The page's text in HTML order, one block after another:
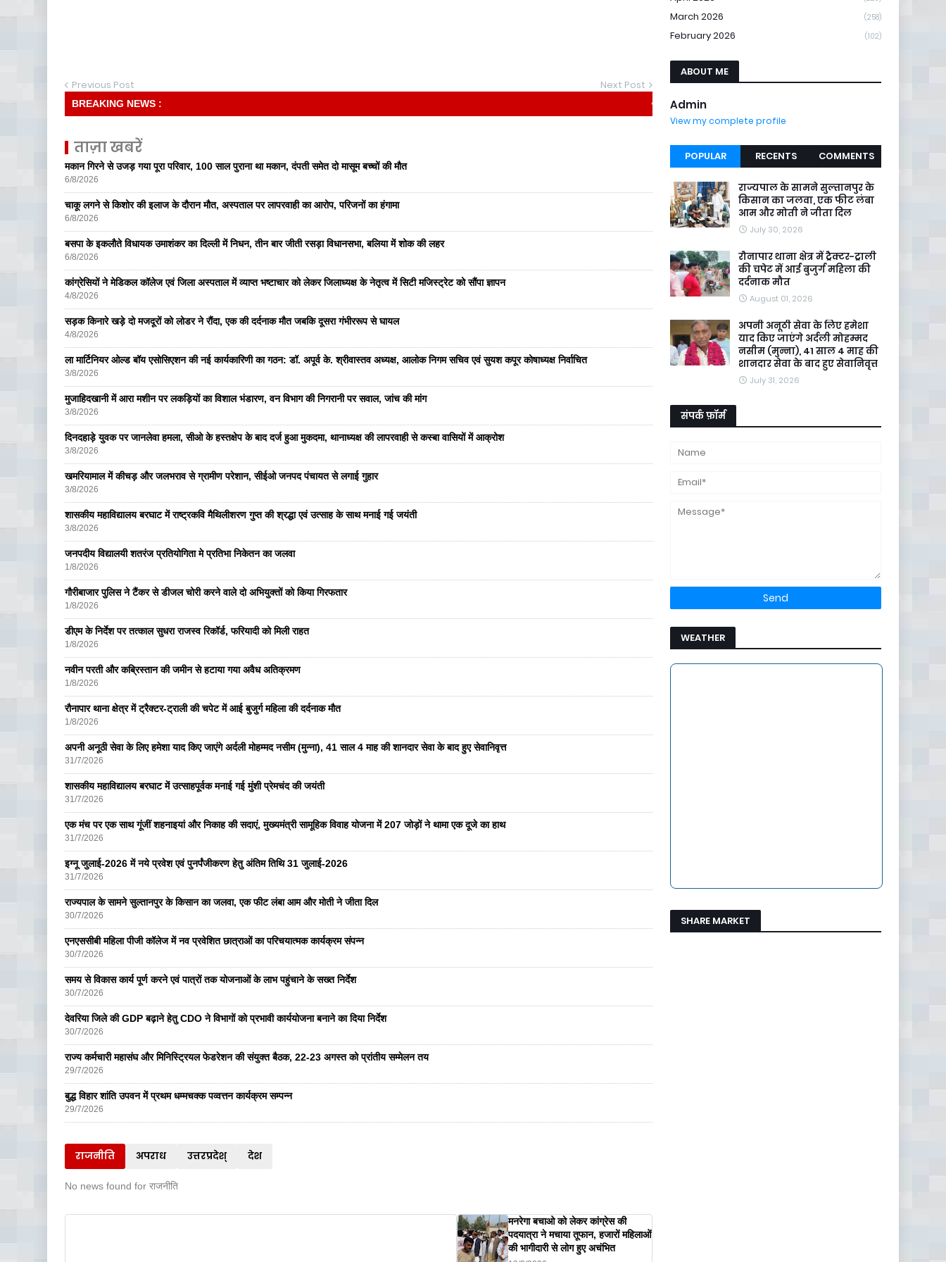
Previous Post Next Post
BREAKING NEWS : • किसान: देश की रीढ़
ताज़ा खबरें
मकान गिरने से उजड़ गया पूरा परिवार, 100 साल पुराना था मकान, दंपती समेत दो मासूम बच्चों की मौत
6/8/2026
चाकू लगने से किशोर की इलाज के दौरान मौत, अस्पताल पर लापरवाही का आरोप, परिजनों का हंगामा
6/8/2026
बसपा के इकलाैते विधायक उमाशंकर का दिल्ली में निधन, तीन बार जीती रसड़ा विधानसभा, बलिया में शोक की लहर
6/8/2026
कांग्रेसियों ने मेडिकल कॉलेज एवं जिला अस्पताल में व्याप्त भष्टाचार को लेकर जिलाध्यक्ष के नेतृत्व में सिटी मजिस्ट्रेट को सौंपा ज्ञापन
4/8/2026
सड़क किनारे खड़े दो मजदूरों को लोडर ने रौंदा, एक की दर्दनाक मौत जबकि दूसरा गंभीररूप से घायल
4/8/2026
ला मार्टिनियर ओल्ड बॉय एसोसिएशन की नई कार्यकारिणी का गठन: डॉ. अपूर्व के. श्रीवास्तव अध्यक्ष, आलोक निगम सचिव एवं सुयश कपूर कोषाध्यक्ष निर्वाचित
3/8/2026
मुजाहिदखानी में आरा मशीन पर लकड़ियों का विशाल भंडारण, वन विभाग की निगरानी पर सवाल, जांच की मांग
3/8/2026
दिनदहाड़े युवक पर जानलेवा हमला, सीओ के हस्तक्षेप के बाद दर्ज हुआ मुकदमा, थानाध्यक्ष की लापरवाही से कस्बा वासियों में आक्रोश
3/8/2026
खमरियामाल में कीचड़ और जलभराव से ग्रामीण परेशान, सीईओ जनपद पंचायत से लगाई गुहार
3/8/2026
शासकीय महाविद्यालय बरघाट में राष्ट्रकवि मैथिलीशरण गुप्त की श्रद्धा एवं उत्साह के साथ मनाई गई जयंती
3/8/2026
जनपदीय विद्यालयी शतरंज प्रतियोगिता मे प्रतिभा निकेतन का जलवा
1/8/2026
गौरीबाजार पुलिस ने टैंकर से डीजल चोरी करने वाले दो अभियुक्तों को किया गिरफतार
1/8/2026
डीएम के निर्देश पर तत्काल सुधरा राजस्व रिकॉर्ड, फरियादी को मिली राहत
1/8/2026
नवीन परती और कब्रिस्तान की जमीन से हटाया गया अवैध अतिक्रमण
1/8/2026
रौनापार थाना क्षेत्र में ट्रैक्टर-ट्राली की चपेट में आई बुजुर्ग महिला की दर्दनाक मौत
1/8/2026
अपनी अनूठी सेवा के लिए हमेशा याद किए जाएंगे अर्दली मोहम्मद नसीम (मुन्ना), 41 साल 4 माह की शानदार सेवा के बाद हुए सेवानिवृत्त
31/7/2026
शासकीय महाविद्यालय बरघाट में उत्साहपूर्वक मनाई गई मुंशी प्रेमचंद की जयंती
31/7/2026
एक मंच पर एक साथ गूंजीं शहनाइयां और निकाह की सदाएं, मुख्यमंत्री सामूहिक विवाह योजना में 207 जोड़ों ने थामा एक दूजे का हाथ
31/7/2026
इग्नू जुलाई-2026 में नये प्रवेश एवं पुनर्पंजीकरण हेतु अंतिम तिथि 31 जुलाई-2026
31/7/2026
राज्यपाल के सामने सुल्तानपुर के किसान का जलवा, एक फीट लंबा आम और मोती ने जीता दिल
30/7/2026
एनएससीबी महिला पीजी कॉलेज में नव प्रवेशित छात्राओं का परिचयात्मक कार्यक्रम संपन्न
30/7/2026
समय से विकास कार्य पूर्ण करने एवं पात्रों तक योजनाओं के लाभ पहुंचाने के सख्त निर्देश
30/7/2026
देवरिया जिले की GDP बढ़ाने हेतु CDO ने विभागों को प्रभावी कार्ययोजना बनाने का दिया निर्देश
30/7/2026
राज्य कर्मचारी महासंघ और मिनिस्ट्रियल फेडरेशन की संयुक्त बैठक, 22-23 अगस्त को प्रांतीय सम्मेलन तय
29/7/2026
बुद्ध विहार शांति उपवन में प्रथम धम्मचक्क पव्वत्तन कार्यक्रम सम्पन्न
29/7/2026
राजनीति अपराध उत्तरप्रदेश् देश
No news found for राजनीति
मनरेगा बचाओ को लेकर कांग्रेस की
पदयात्रा ने मचाया तूफान, हजारों महिलाओं
की भागीदारी से लोग हुए अचंभित
March 2026 (258)
February 2026 (102)
ABOUT ME
Admin
View my complete profile
POPULAR RECENTS COMMENTS
राज्यपाल के सामने सुल्तानपुर के
किसान का जलवा, एक फीट लंबा
आम और मोती ने जीता दिल
July 30, 2026
रौनापार थाना क्षेत्र में ट्रैक्टर-ट्राली
की चपेट में आई बुजुर्ग महिला की
दर्दनाक मौत
August 01, 2026
अपनी अनूठी सेवा के लिए हमेशा
याद किए जाएंगे अर्दली मोहम्मद
नसीम (मुन्ना), 41 साल 4 माह की
शानदार सेवा के बाद हुए सेवानिवृत्त
July 31, 2026
संपर्क फ़ॉर्म
WEATHER
SHARE MARKET